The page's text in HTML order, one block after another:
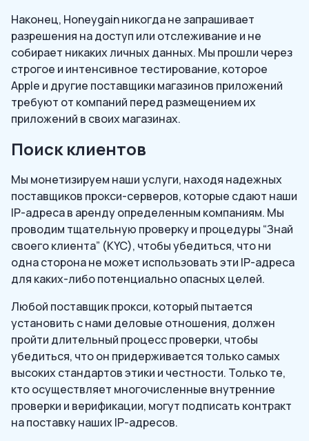
Наконец, Honeygain никогда не запрашивает
разрешения на доступ или отслеживание и не
собирает никаких личных данных. Мы прошли через
строгое и интенсивное тестирование, которое
Apple и другие поставщики магазинов приложений
требуют от компаний перед размещением их
приложений в своих магазинах.
Поиск клиентов
Мы монетизируем наши услуги, находя надежных
поставщиков прокси-серверов, которые сдают наши
IP-адреса в аренду определенным компаниям. Мы
проводим тщательную проверку и процедуры “Знай
своего клиента” (KYC), чтобы убедиться, что ни
одна сторона не может использовать эти IP-адреса
для каких-либо потенциально опасных целей.
Любой поставщик прокси, который пытается
установить с нами деловые отношения, должен
пройти длительный процесс проверки, чтобы
убедиться, что он придерживается только самых
высоких стандартов этики и честности. Только те,
кто осуществляет многочисленные внутренние
проверки и верификации, могут подписать контракт
на поставку наших IP-адресов.